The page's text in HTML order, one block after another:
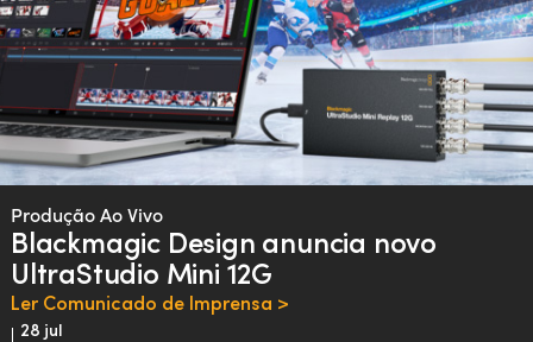
Canada
China
Denmark
France
Germany
Produção Ao Vivo
Blackmagic Design anuncia novo
UltraStudio Mini 12G
Ler Comunicado de Imprensa >
28 jul